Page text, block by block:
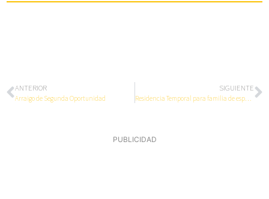
ANTERIOR
Arraigo de Segunda Oportunidad
SIGUIENTE
Residencia Temporal para familia de español
PUBLICIDAD